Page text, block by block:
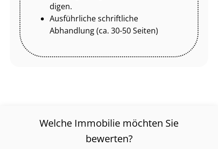
di­gen.
Ausführliche schriftliche
Abhandlung (ca. 30-50 Seiten)
Welche Immobilie möchten Sie
bewerten?